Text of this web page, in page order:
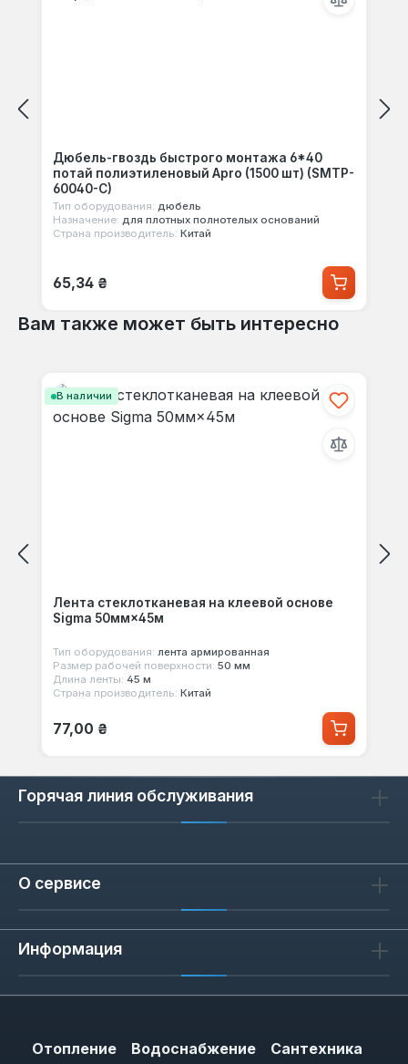
Дюбель-гвоздь быстрого монтажа 6*40
потай полиэтиленовый Apro (1500 шт) (SMTP-
60040-C)
Тип оборудования: дюбель
Назначение: для плотных полнотелых оснований
Страна производитель: Китай
Обычная цена:
65,34 ₴
Вам также может быть интересно
В наличии
Лента стеклотканевая на клеевой основе
Sigma 50мм×45м
Тип оборудования: лента армированная
Размер рабочей поверхности: 50 мм
Длина ленты: 45 м
Страна производитель: Китай
Обычная цена:
77,00 ₴
Горячая линия обслуживания
О сервисе
Информация
Отопление Водоснабжение Сантехника